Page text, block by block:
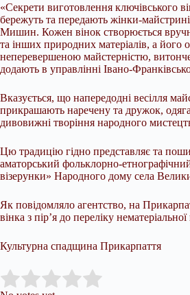
«Секрети виготовлення ключівського
бережуть та передають жінки-
Мишин. Кожен вінок створюється
та інших природних матеріалів, а його
неперевершеною майстерністю,
додають в управлінні Івано-
Вказується, що напередодні весілля
прикрашають наречену та дружок,
дивовижні творіння народного
Цю традицію гідно представляє та
аматорський фольклорно-
візерунки» Народного дому села
Як повідомляло агентство, на
вінка з пір’я до переліку
Культурна спадщина Прикарпаття
Rate this item: